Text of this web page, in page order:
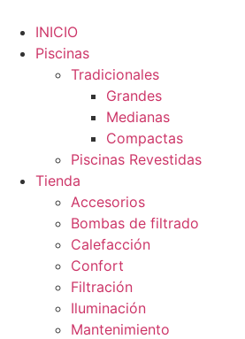
INICIO
Piscinas
Tradicionales
Grandes
Medianas
Compactas
Piscinas Revestidas
Tienda
Accesorios
Bombas de filtrado
Calefacción
Confort
Filtración
Iluminación
Mantenimiento